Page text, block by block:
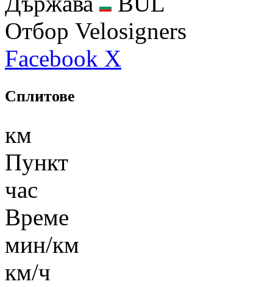
Отбор Velosigners
Facebook X
Сплитове
км
Пункт
час
Време
мин/км
км/ч